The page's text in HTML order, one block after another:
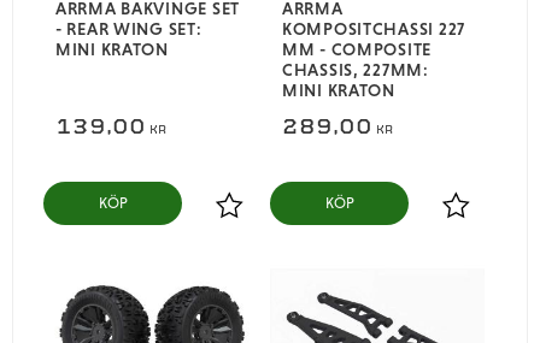
ARRMA BAKVINGE SET
- REAR WING SET:
MINI KRATON
139,00 KR
Lägg till i favoriter
KÖP
ARRMA
KOMPOSITCHASSI 227
MM - COMPOSITE
CHASSIS, 227MM:
MINI KRATON
289,00 KR
Lägg till i
KÖP